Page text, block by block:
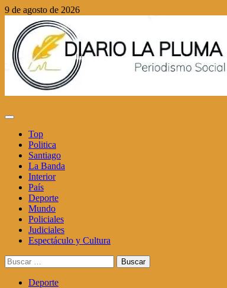
Saltar
contenido
9 de agosto de 2026
Menú
principalTop
Politica
Santiago
La Banda
Interior
País
Deporte
Mundo
Policiales
Judiciales
Espectáculo y Cultura
Buscar:
Deporte